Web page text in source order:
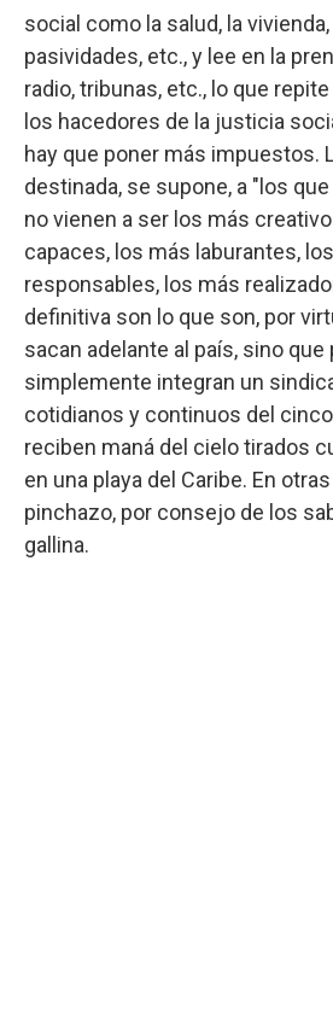
social como la salud, la
pasividades, etc., y lee en la
radio, tribunas, etc., lo que
los hacedores de la justicia
hay que poner más impuestos.
destinada, se supone, a "los
no vienen a ser los más
capaces, los más laburantes,
responsables, los más
definitiva son lo que son, por
sacan adelante al país, sino que
simplemente integran un
cotidianos y continuos del
reciben maná del cielo tirados
en una playa del Caribe. En otras
pinchazo, por consejo de los
gallina.